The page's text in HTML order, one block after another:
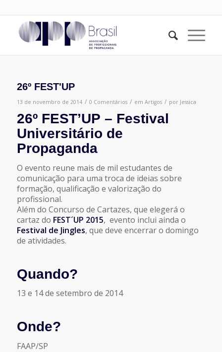
26º FEST'UP
13 de novembro de 2014 / 0 Comentários / em Artigos / por Jessica
26º FEST’UP – Festival
Universitário de
Propaganda
O evento reune mais de mil estudantes de
comunicação para uma troca de ideias sobre
formação, qualificação e valorização do
profissional.
Além do Concurso de Cartazes, que elegerá o
cartaz do FEST´UP 2015, evento inclui ainda o
Festival de Jingles, que deve encerrar o domingo
de atividades.
Quando?
13 e 14 de setembro de 2014
Onde?
FAAP/SP